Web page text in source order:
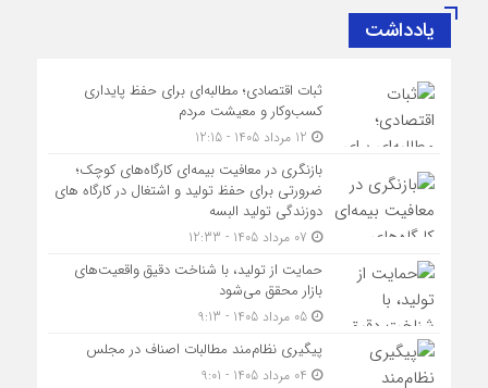
یادداشت
ثبات اقتصادی؛ مطالبه‌ای برای حفظ پایداری
کسب‌وکار و معیشت مردم
بازنگری در معافیت بیمه‌ای کارگاه‌های کوچک؛
ضرورتی برای حفظ تولید و اشتغال در کارگاه های
دوزندگی تولید البسه
حمایت از تولید، با شناخت دقیق واقعیت‌های
بازار محقق می‌شود
05 مرداد 1405 - 9:13
پیگیری نظام‌مند مطالبات اصناف در مجلس